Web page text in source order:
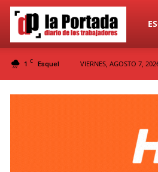
La
1 C Esquel VIERNES, AGOSTO 7,